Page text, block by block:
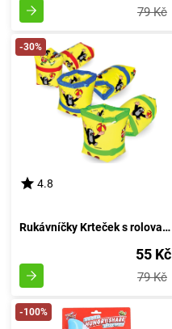
79 Kč
-30%
4.8
Rukávníčky Krteček s rolovacím mechanismem 18x17cm
55 Kč
79 Kč
-100%